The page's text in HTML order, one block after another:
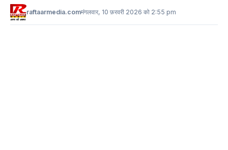
raftaarmedia.comमंगलवार, 10 फ़रवरी 2026 को 2:55 pm